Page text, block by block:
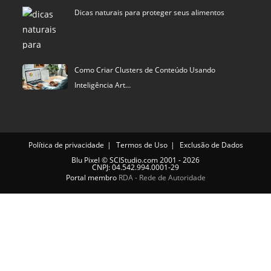
Dicas naturais para proteger seus alimentos
Como Criar Clusters de Conteúdo Usando
Inteligência Art…
Política de privacidade Termos de Uso
Exclusão de Dados
Blu Pixel ©SCIStudio.com2001 - 2026
CNPJ: 04.542.994.0001-29
Portal membro RDA - Rede de Autoridade